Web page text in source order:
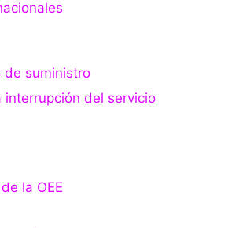
de suministro
interrupción del servicio
la OEE